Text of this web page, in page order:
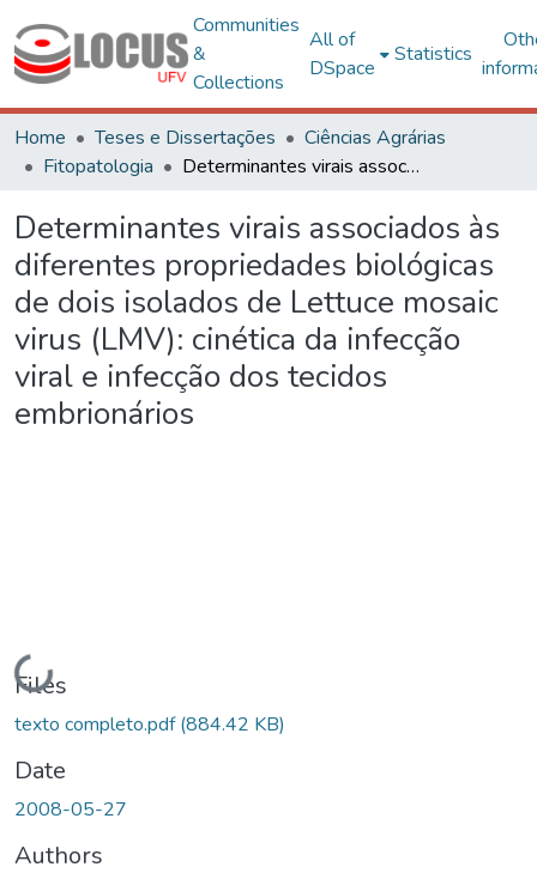
Communities
&
Collections
All of
DSpace
Statistics
Home Teses e Dissertações
Ciências Agrárias
Fitopatologia
Determinantes virais associados às diferentes propriedades biológicas de dois isolados de Lettuce mosaic virus (LMV): cinética da infecção viral e infecção dos tecidos embrionários
Determinantes virais associados às
diferentes propriedades biológicas
de dois isolados de Lettuce mosaic
virus (LMV): cinética da infecção
viral e infecção dos tecidos
embrionários
Loading...
Files
texto completo.pdf(884.42 KB)
Date
2008-05-27
Authors